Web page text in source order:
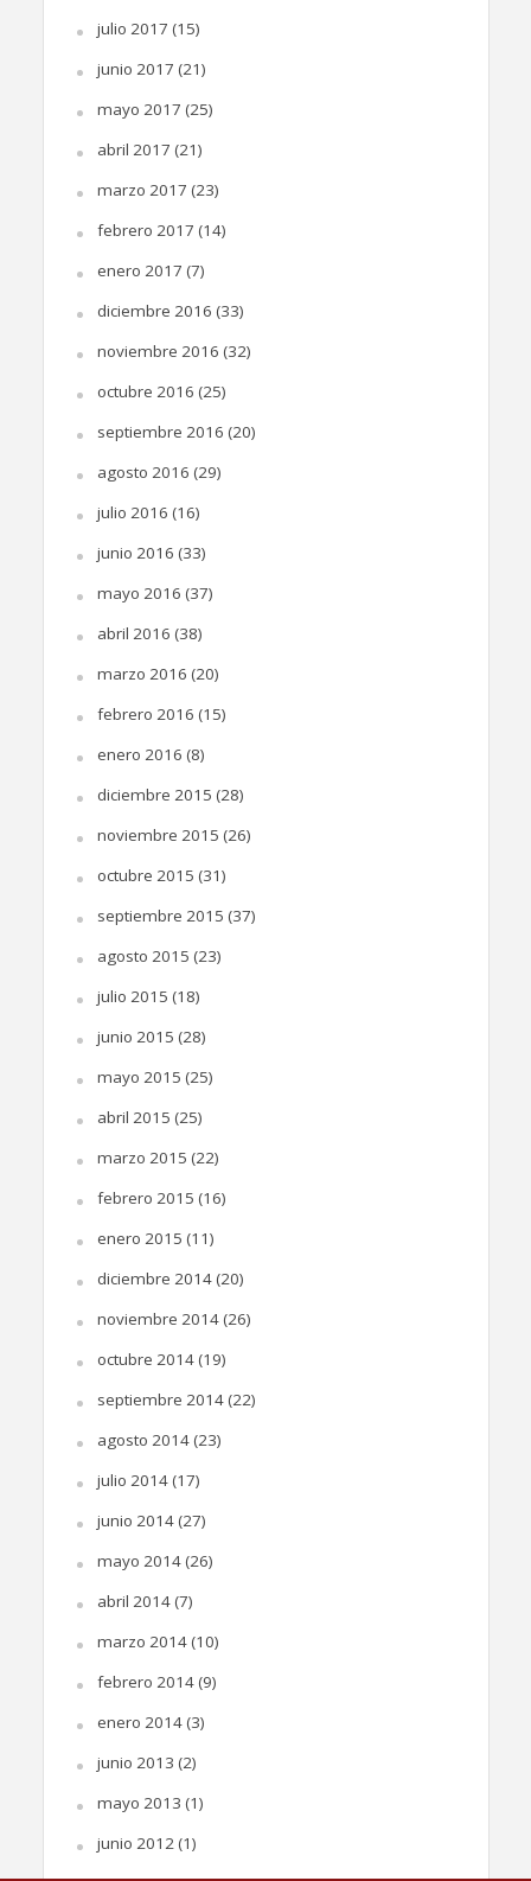
julio 2017 (15)
junio 2017 (21)
mayo 2017 (25)
abril 2017 (21)
marzo 2017 (23)
febrero 2017 (14)
enero 2017 (7)
diciembre 2016 (33)
noviembre 2016 (32)
octubre 2016 (25)
septiembre 2016 (20)
agosto 2016 (29)
julio 2016 (16)
junio 2016 (33)
mayo 2016 (37)
abril 2016 (38)
marzo 2016 (20)
febrero 2016 (15)
enero 2016 (8)
diciembre 2015 (28)
noviembre 2015 (26)
octubre 2015 (31)
septiembre 2015 (37)
agosto 2015 (23)
julio 2015 (18)
junio 2015 (28)
mayo 2015 (25)
abril 2015 (25)
marzo 2015 (22)
febrero 2015 (16)
enero 2015 (11)
diciembre 2014(20)
noviembre 2014(26)
octubre 2014(19)
septiembre 2014(22)
agosto 2014(23)
julio 2014(17)
junio 2014(27)
mayo 2014(26)
abril 2014(7)
marzo 2014(10)
febrero 2014(9)
enero 2014(3)
junio 2013 (2)
mayo 2013 (1)
junio 2012(1)